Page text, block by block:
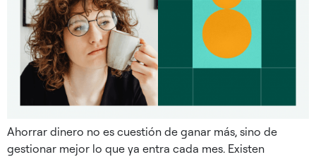
Ahorrar dinero no es cuestión de ganar más, sino de
gestionar mejor lo que ya entra cada mes. Existen